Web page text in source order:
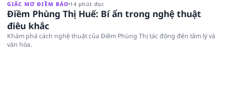
GIẤC MƠ ĐIỀM BÁO 14 phút đọc
Điềm Phùng Thị Huế: Bí ẩn trong nghệ thuật
điêu khắc
Khám phá cách nghệ thuật của Điềm Phùng Thị tác động đến tâm lý và
văn hóa.